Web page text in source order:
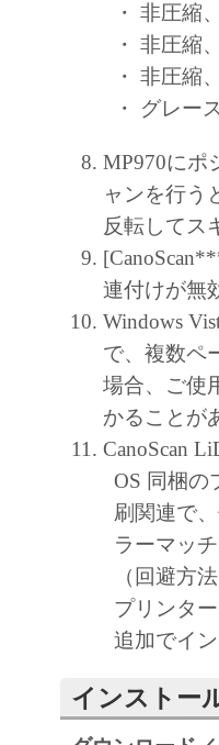
・ 非圧縮
・ 非圧縮
・ 非圧縮
・ グレー
MP970にポ
ャンを行う
反転してス
連付けが無
Windows
で、複数ペ
場合、ご使
かることが
CanoScan
OS 同梱の
刷関連で
ラーマッ
（回避方法
プリンタ
追加でイ
インストー